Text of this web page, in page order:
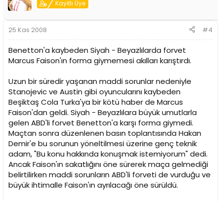
Kayıtlı Üye
25 Kas 2008 #4
Benetton'a kaybeden Siyah - Beyazlılarda forvet
Marcus Faison'ın forma giymemesi akılları karıştırdı.
Uzun bir süredir yaşanan maddi sorunlar nedeniyle
Stanojevic ve Austin gibi oyuncularını kaybeden
Beşiktaş Cola Turka'ya bir kötü haber de Marcus
Faison'dan geldi. Siyah - Beyazlılara büyük umutlarla
gelen ABD'li forvet Benetton'a karşı forma giymedi.
Maçtan sonra düzenlenen basın toplantısında Hakan
Demir'e bu sorunun yöneltilmesi üzerine genç teknik
adam, "Bu konu hakkında konuşmak istemiyorum" dedi.
Ancak Faison'ın sakatlığını öne sürerek maça gelmediği
belirtilirken maddi sorunların ABD'li forveti de vurduğu ve
büyük ihtimalle Faison'ın ayrılacağı öne sürüldü.